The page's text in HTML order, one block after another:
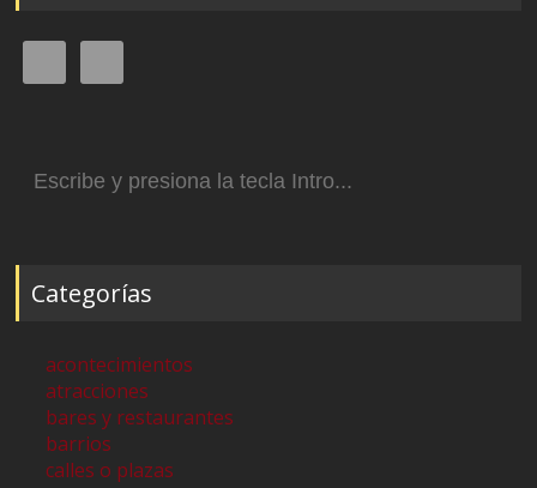
Categorías
acontecimientos
atracciones
bares y restaurantes
barrios
calles o plazas